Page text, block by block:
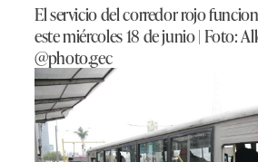
El servicio del corredor rojo
este miércoles 18 de junio | Foto:
@photo.gec